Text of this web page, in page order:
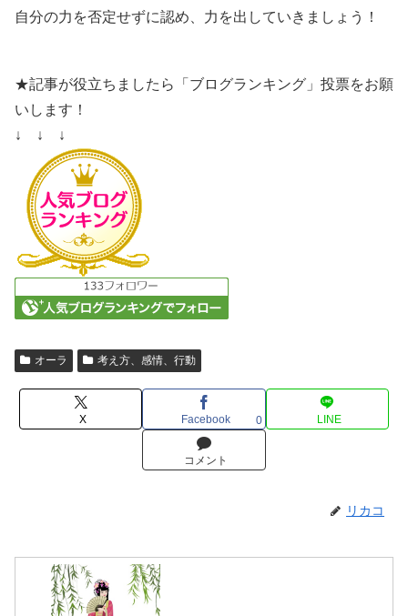
自分の力を否定せずに認め、力を出していきましょう！
★記事が役立ちましたら「ブログランキング」投票をお願
いします！
↓ ↓ ↓
オーラ 考え方、感情、行動
X Facebook 0 LINE
コメント
リカコ